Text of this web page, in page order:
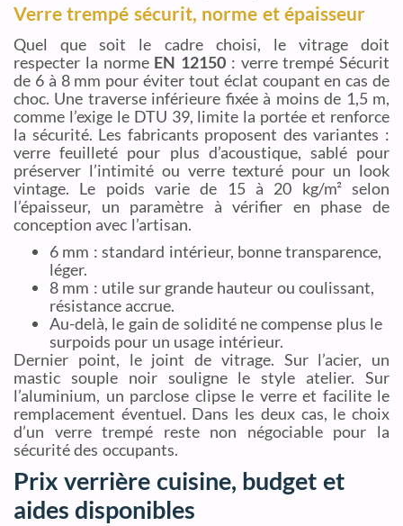
Verre trempé sécurit, norme et épaisseur
Quel que soit le cadre choisi, le vitrage doit
respecter la norme EN 12150 : verre trempé Sécurit
de 6 à 8 mm pour éviter tout éclat coupant en cas de
choc. Une traverse inférieure fixée à moins de 1,5 m,
comme l’exige le DTU 39, limite la portée et renforce
la sécurité. Les fabricants proposent des variantes :
verre feuilleté pour plus d’acoustique, sablé pour
préserver l’intimité ou verre texturé pour un look
vintage. Le poids varie de 15 à 20 kg/m² selon
l’épaisseur, un paramètre à vérifier en phase de
conception avec l’artisan.
6 mm : standard intérieur, bonne transparence,
léger.
8 mm : utile sur grande hauteur ou coulissant,
résistance accrue.
Au-delà, le gain de solidité ne compense plus le
surpoids pour un usage intérieur.
Dernier point, le joint de vitrage. Sur l’acier, un
mastic souple noir souligne le style atelier. Sur
l’aluminium, un parclose clipse le verre et facilite le
remplacement éventuel. Dans les deux cas, le choix
d’un verre trempé reste non négociable pour la
sécurité des occupants.
Prix verrière cuisine, budget et
aides disponibles